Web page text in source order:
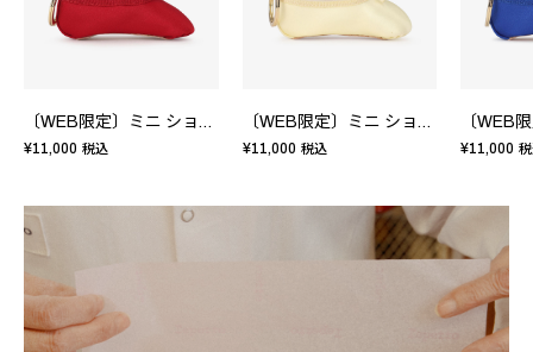
〔WEB限定〕ミニ ショーソン キーリング
¥11,000 税込
〔WEB限定〕ミニ ショーソン キーリング
¥11,000 税込 ¥11,000